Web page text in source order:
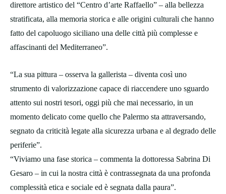
direttore artistico del “Centro d’arte Raffaello” – alla bellezza
stratificata, alla memoria storica e alle origini culturali che hanno
fatto del capoluogo siciliano una delle città più complesse e
affascinanti del Mediterraneo”.
“La sua pittura – osserva la gallerista – diventa così uno
strumento di valorizzazione capace di riaccendere uno sguardo
attento sui nostri tesori, oggi più che mai necessario, in un
momento delicato come quello che Palermo sta attraversando,
segnato da criticità legate alla sicurezza urbana e al degrado delle
periferie”.
“Viviamo una fase storica – commenta la dottoressa Sabrina Di
Gesaro – in cui la nostra città è contrassegnata da una profonda
complessità etica e sociale ed è segnata dalla paura”.